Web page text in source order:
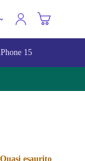
15
Quasi esaurito